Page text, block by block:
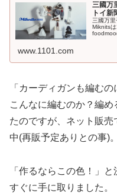
三國万
トイ新
三國万里
Miknits
www.1101.com
「カーディガンも編む
こんなに編むのか？編
たのですが、ネット販
中(再販予定ありとの事)。
「作るならこの色！」
すぐに手に取りました。